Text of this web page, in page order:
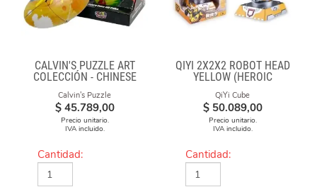
CALVIN'S PUZZLE ART
COLECCIÓN - CHINESE
OPERA FACE-OFF CUBE
(GRAFFITI CAMO)
Calvin's Puzzle
$ 45.789,00
Precio unitario.
IVA incluido.
Cantidad:
QIYI 2X2X2 ROBOT HEAD
YELLOW (HEROIC
LEADER)
QiYi Cube
$ 50.089,00
Precio unitario.
IVA incluido.
Cantidad: